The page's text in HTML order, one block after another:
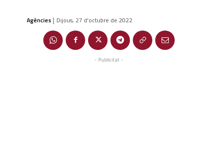
Agències | Dijous, 27 d'octubre de 2022
- Publicitat -